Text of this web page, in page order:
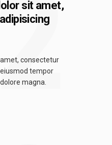
sit amet,
amet, consectetur
tempor
magna.